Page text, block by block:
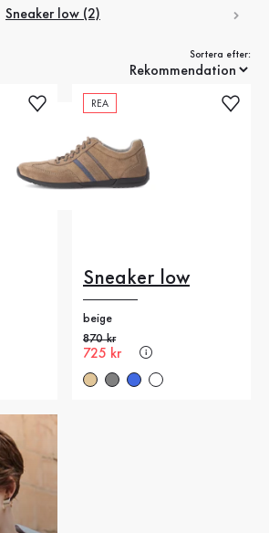
Sneaker low (2)
Sortera efter:
REA
Sneaker low
beige
Gammalt pris
870 kr
Nytt pris
725 kr